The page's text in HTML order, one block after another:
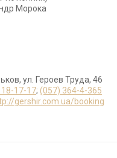
Морока
ул. Героев Труда, 46
17-17; (057) 364-4-365
gershir.com.ua/booking